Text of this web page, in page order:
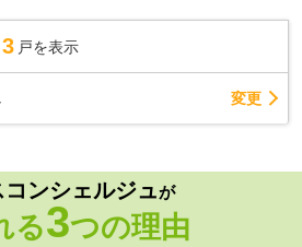
戸を表示
変更
ンシェルジュが
る3つの理由